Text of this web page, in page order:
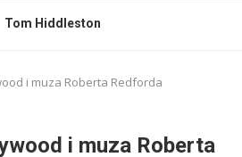
Tom Hiddleston
i muza Roberta Redforda
i muza Roberta